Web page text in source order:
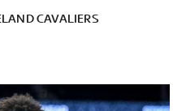
CAVALIERS